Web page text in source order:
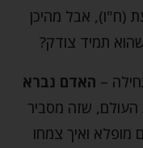
(ח"ו), אבל מהיכן
תמיד צודק?
– האדם נברא
העולם, שזה מסביר
מופלא ואיך צמחו